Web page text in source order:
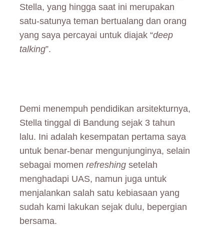
Stella, yang hingga saat ini merupakan
satu-satunya teman bertualang dan orang
yang saya percayai untuk diajak “deep
talking”.
Demi menempuh pendidikan arsitekturnya,
Stella tinggal di Bandung sejak 3 tahun
lalu. Ini adalah kesempatan pertama saya
untuk benar-benar mengunjunginya, selain
sebagai momen refreshingsetelah
menghadapi UAS, namun juga untuk
menjalankan salah satu kebiasaan yang
sudah kami lakukan sejak dulu, bepergian
bersama.